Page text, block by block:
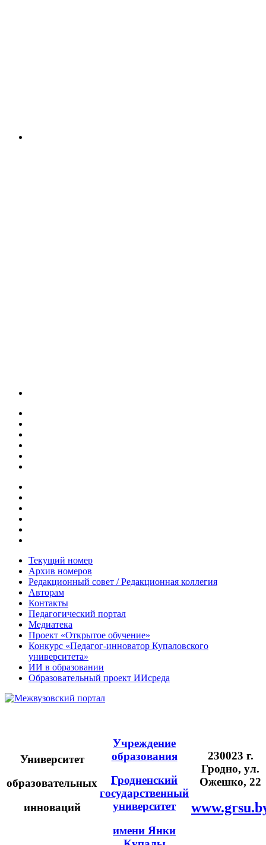
Текущий номер
Архив номеров
Редакционный совет / Редакционная коллегия
Авторам
Контакты
Педагогический портал
Медиатека
Проект «Открытое обучение»
Конкурс «Педагог-инноватор Купаловского
университета»
ИИ в образовании
Образовательный проект ИИсреда
Университет
образовательных
инноваций
Учреждение
образования
Гродненский
государственный
университет
имени Янки
230023 г.
Гродно, ул.
Ожешко, 22